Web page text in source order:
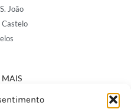
João
Castelo
MAIS